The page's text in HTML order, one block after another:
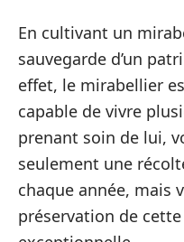
En cultivant un
sauvegarde d’un
effet, le mirabellier
capable de vivre
prenant soin de lui,
seulement une
chaque année, mais
préservation de